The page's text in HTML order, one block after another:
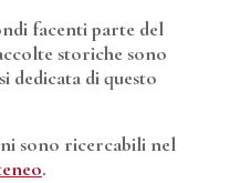
facenti parte del
storiche sono
dedicata di questo
sono ricercabili nel
.